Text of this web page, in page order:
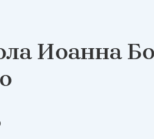
Иоанна